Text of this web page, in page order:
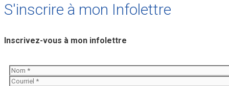
S'inscrire à mon Infolettre
Inscrivez-vous à mon infolettre